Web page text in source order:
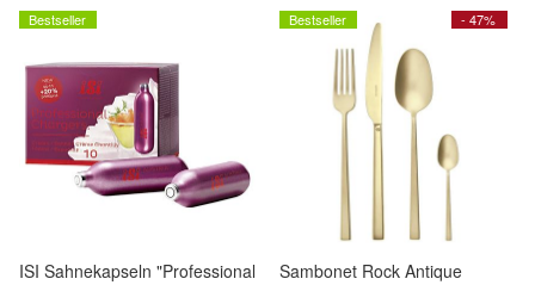
Bestseller
ISI Sahnekapseln "Professional
- 47%
Bestseller
Sambonet Rock Antique